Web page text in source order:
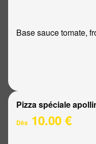
Base sauce tomate,
Pizza spéciale
Dès 10.00 €